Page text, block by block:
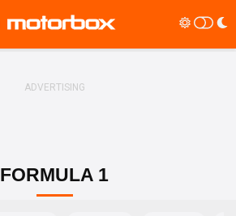
FORMULA 1